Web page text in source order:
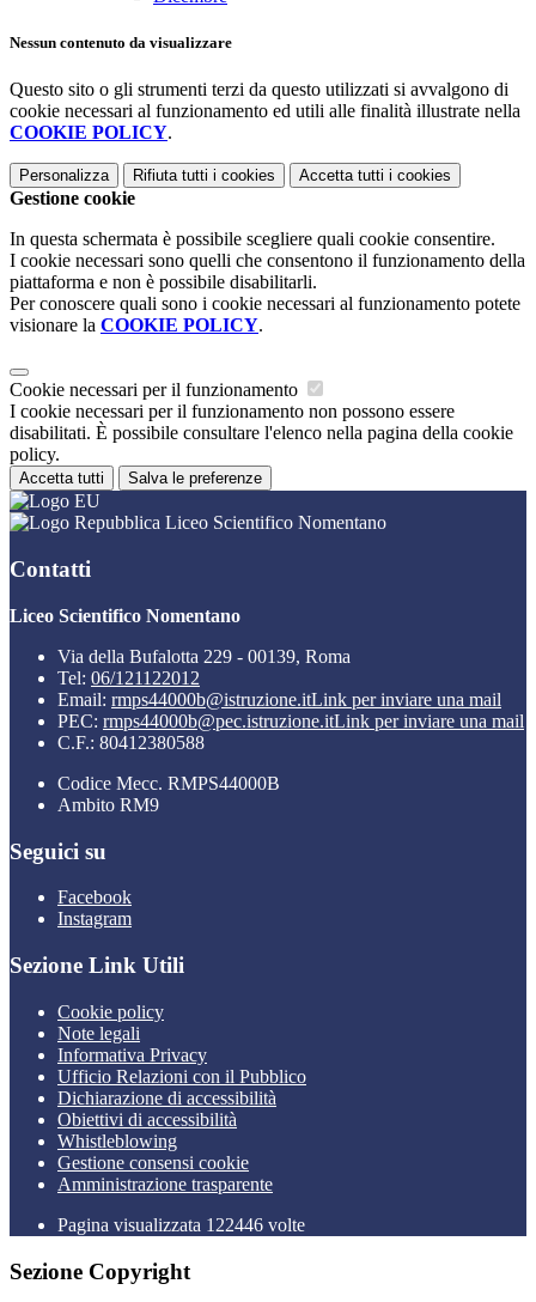
Nessun contenuto da visualizzare
Questo sito o gli strumenti terzi da questo utilizzati si avvalgono di
cookie necessari al funzionamento ed utili alle finalità illustrate nella
COOKIE POLICY.
Personalizza Rifiuta tutti i cookies Accetta tutti i cookies
Gestione cookie
In questa schermata è possibile scegliere quali cookie consentire.
I cookie necessari sono quelli che consentono il funzionamento della
piattaforma e non è possibile disabilitarli.
Per conoscere quali sono i cookie necessari al funzionamento potete
visionare la COOKIE POLICY.
Cookie necessari per il funzionamento
I cookie necessari per il funzionamento non possono essere
disabilitati. È possibile consultare l'elenco nella pagina della cookie
policy.
Accetta tutti Salva le preferenze
Liceo Scientifico Nomentano
Contatti
Liceo Scientifico Nomentano
Via della Bufalotta 229 - 00139, Roma
Tel: 06/121122012
Email: rmps44000b@istruzione.itLink per inviare una mail
PEC: rmps44000b@pec.istruzione.itLink per inviare una mail
C.F.: 80412380588
Codice Mecc. RMPS44000B
Ambito RM9
Seguici su
Facebook
Instagram
Sezione Link Utili
Cookie policy
Note legali
Informativa Privacy
Ufficio Relazioni con il Pubblico
Dichiarazione di accessibilità
Obiettivi di accessibilità
Whistleblowing
Gestione consensi cookie
Amministrazione trasparente
Pagina visualizzata 122446 volte
Sezione Copyright